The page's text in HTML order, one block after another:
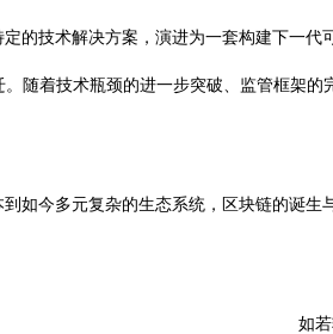
的技术解决方案，演进为一套构建下一
。随着技术瓶颈的进一步突破、监管框架
如今多元复杂的生态系统，区块链的诞
如